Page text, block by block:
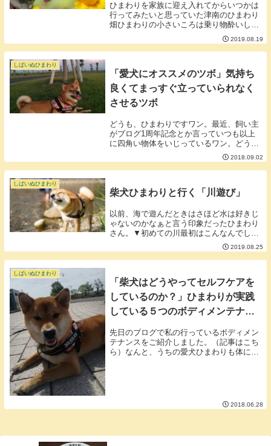
ひまわりを家族に迎え入れてからいつかは
行ってみたいと思っていた津南のひまわり
畑ひまわりの小さいころは乗り物酔いして
しまう体質で車に乗るのが苦手でした。そ
のため家から１時間以上はかかる津南に行
くことは若干あきらめていましたがひまわ
2019.08.19
しばいぬひまわり
「愛犬にオススメのツボ」気持ち
良くてまっすぐ立っていられなく
させるツボ
どうも、ひまわりですワン。最近、飼い主
がブログ1周年記念とか言っていつも以上
に四角い物体をいじっているワン。どうや
ら飼い主はツボの位置をブログで説明して
いるらしいワンけど。実はツボは人間だけ
のものじゃなく犬にもあるらしく、たまに
2018.09.02
しばいぬひまわり
柴犬ひまわりと行く「川遊び」
以前、海で遊んだときはさほど水は好きじ
ゃないのかなぁと言う印象だったひまわり
さん。▼初めての川最初はこんなんでした
が海より浅いからか猛暑だったせいかだん
だん足取りが軽くなるひまわりさん。▼難
しそうな丸太渡りにチャレンジ…残念！▼
2019.08.25
しばいぬひまわり
「柴犬はどうやってセルフケアを
しているのか？」ひまわりが実践
している５つのボディメンテナン
先日のブログで私の行っているボディメン
テナンスをご紹介しました。（記事はこち
ら）なんと、うちの愛犬ひまわりも体に気
2018.06.28